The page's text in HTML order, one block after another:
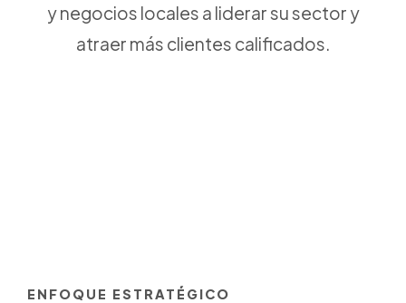
y negocios locales a liderar su sector y
atraer más clientes calificados.
ENFOQUE ESTRATÉGICO